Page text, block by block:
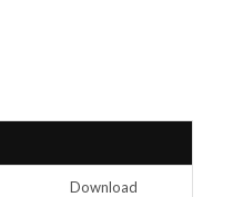
Download